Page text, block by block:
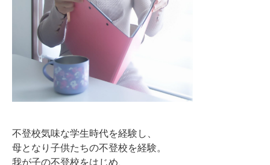
不登校気味な学生時代を経験し、
母となり子供たちの不登校を経験。
我が子の不登校をはじめ、